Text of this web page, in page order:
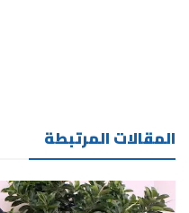
المقالات المرتبطة